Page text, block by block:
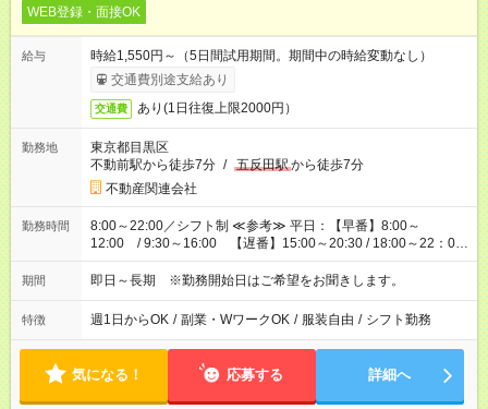
WEB登録・面接OK
給与
時給1,550円～（5日間試用期間。期間中の時給変動なし）
交通費別途支給あり
交通費 あり(1日往復上限2000円）
勤務地
東京都目黒区
不動前駅から徒歩7分 / 五反田駅から徒歩7分
不動産関連会社
勤務時間
8:00～22:00／シフト制 ≪参考≫ 平日：【早番】8:00～
12:00 / 9:30～16:00 【遅番】15:00～20:30 / 18:00～22：00
土日祝 9:30～16:00 / 10:00～18:00 / 15:00～20:30（休憩1時
間）
期間 即日～長期 ※勤務開始日はご希望をお聞きします。
特徴 週1日からOK / 副業・WワークOK / 服装自由 / シフト勤務
気になる！ 応募する 詳細へ